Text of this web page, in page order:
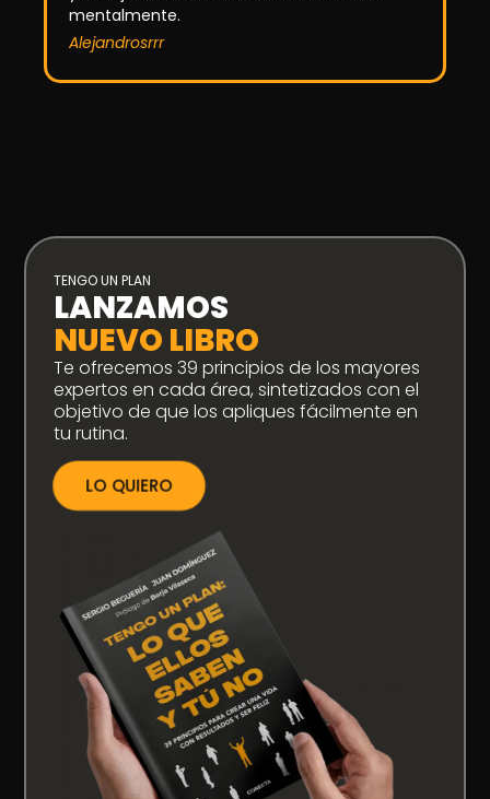
mentalmente.
Alejandrosrrr
TENGO UN PLAN
LANZAMOS
NUEVO LIBRO
Te ofrecemos 39 principios de los mayores
expertos en cada área, sintetizados con el
objetivo de que los apliques fácilmente en
tu rutina.
LO QUIERO